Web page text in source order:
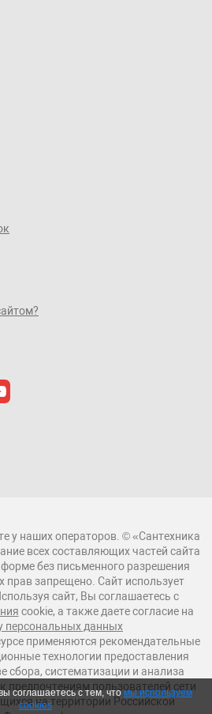
у наших операторов. © «Сантехника
всех составляющих частей сайта
без письменного разрешения
прав запрещено. Сайт использует
сайт, Вы соглашаетесь с
cookie, а также даете согласие на
персональных данных
применяются рекомендательные
технологии предоставления
сбора, систематизации и анализа
предпочтениям пользователей сети
на территории Российской
соглашаетесь с тем, чтомы используем
cookies